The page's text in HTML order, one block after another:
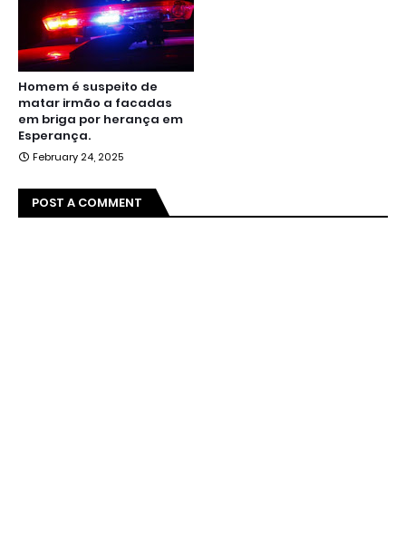
Homem é suspeito de
matar irmão a facadas
em briga por herança em
Esperança.
February 24, 2025
POST A COMMENT